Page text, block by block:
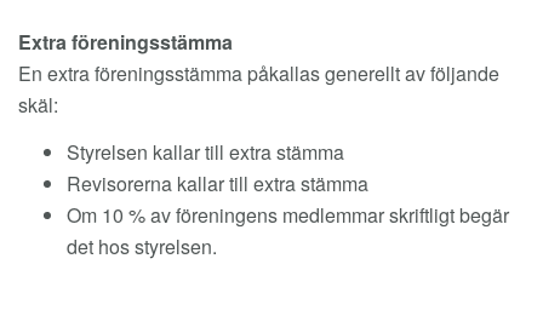
Extra föreningsstämma
En extra föreningsstämma påkallas generellt av följande
skäl:
Styrelsen kallar till extra stämma
Revisorerna kallar till extra stämma
Om 10 % av föreningens medlemmar skriftligt begär
det hos styrelsen.